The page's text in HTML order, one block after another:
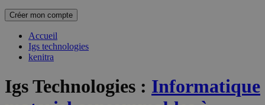
Créer mon compte
Accueil
Igs technologies
kenitra
Igs Technologies : Informatique